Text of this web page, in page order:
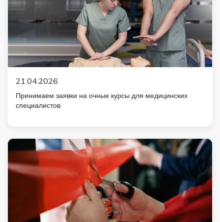
21.04.2026
Принимаем заявки на очные курсы для медицинских
специалистов